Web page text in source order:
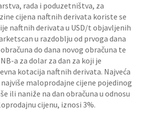
rada i poduzetništva, za
cijena naftnih derivata koriste se
naftnih derivata u USD/t objavljenih
u razdoblju od prvoga dana
do dana novog obračuna te
a za dolar za dan za koji je
kotacija naftnih derivata. Najveća
maloprodajne cijene pojedinog
ili naniže na dan obračuna u odnosu
cijenu, iznosi 3%.